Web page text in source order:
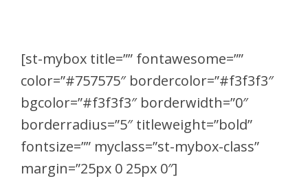
[st-mybox title=”” fontawesome=””
color=”#757575″ bordercolor=”#f3f3f3″
bgcolor=”#f3f3f3″ borderwidth=”0″
borderradius=”5″ titleweight=”bold”
fontsize=”” myclass=”st-mybox-class”
margin=”25px 0 25px 0″]